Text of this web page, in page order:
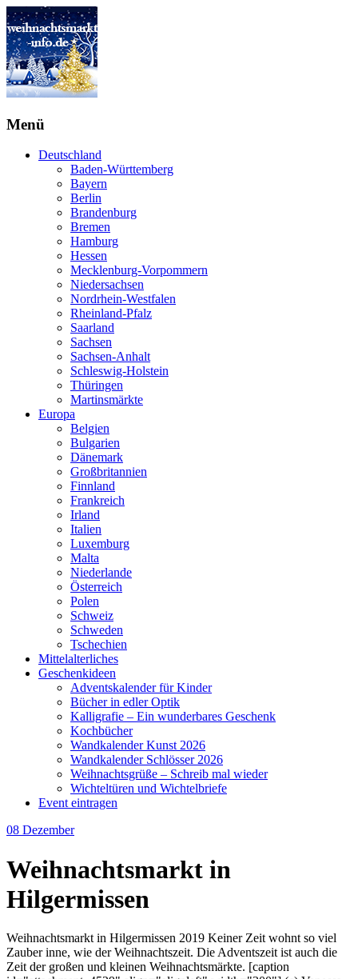
Menü
Deutschland
Baden-Württemberg
Bayern
Berlin
Brandenburg
Bremen
Hamburg
Hessen
Mecklenburg-Vorpommern
Niedersachsen
Nordrhein-Westfalen
Rheinland-Pfalz
Saarland
Sachsen
Sachsen-Anhalt
Schleswig-Holstein
Thüringen
Martinsmärkte
Europa
Belgien
Bulgarien
Dänemark
Großbritannien
Finnland
Frankreich
Irland
Italien
Luxemburg
Malta
Niederlande
Österreich
Polen
Schweiz
Schweden
Tschechien
Mittelalterliches
Geschenkideen
Adventskalender für Kinder
Bücher in edler Optik
Kalligrafie – Ein wunderbares Geschenk
Kochbücher
Wandkalender Kunst 2026
Wandkalender Schlösser 2026
Weihnachtsgrüße – Schreib mal wieder
Wichteltüren und Wichtelbriefe
Event eintragen
08 Dezember
Weihnachtsmarkt in
Hilgermissen
Weihnachtsmarkt in Hilgermissen 2019 Keiner Zeit wohnt so viel
Zauber inne, wie der Weihnachtszeit. Die Adventszeit ist auch die
Zeit der großen und kleinen Weihnachtsmärkte. [caption